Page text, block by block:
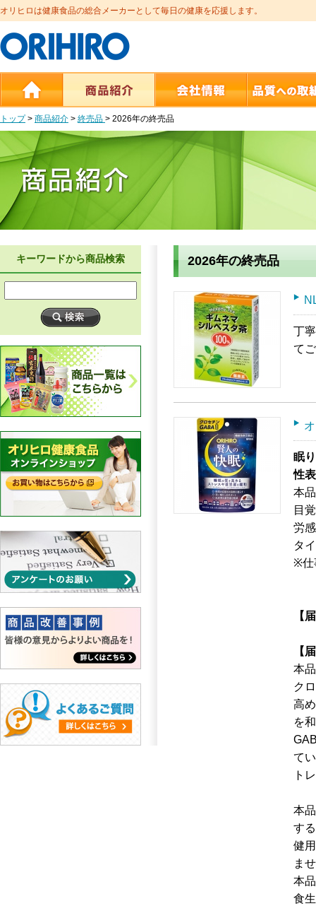
オリヒロは健康食品の総合メーカーとして毎日の健康を応援します。
トップ> 商品紹介 > 終売品 > 2026年の終売品
キーワードから商品検索 2026年の終売品
丁
て
眠
性
本
目
労
タ
※仕
【
【
本
ク
高
を
て
ト
本
す
健
ま
本
食